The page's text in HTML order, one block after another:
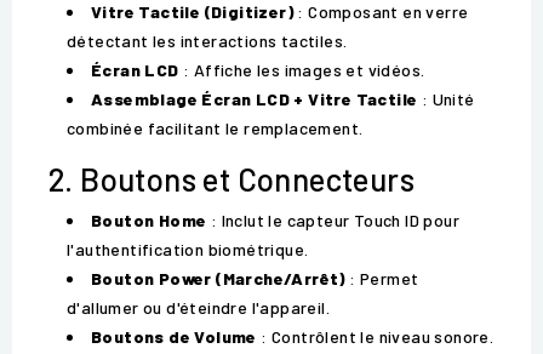
Vitre Tactile (Digitizer): Composant en verre
détectant les interactions tactiles.
Écran LCD : Affiche les images et vidéos.
Assemblage Écran LCD + Vitre Tactile : Unité
combinée facilitant le remplacement.
2. Boutons et Connecteurs
Bouton Home : Inclut le capteur Touch ID pour
l'authentification biométrique.
Bouton Power (Marche/Arrêt): Permet
d'allumer ou d'éteindre l'appareil.
Boutons de Volume : Contrôlent le niveau sonore.